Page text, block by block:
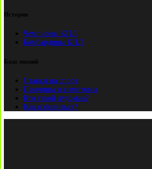
История
Чемпионы КПЛ
Бомбардиры КПЛ
База знаний
Ставки на спорт
Причины и симптомы
Кто такой лудоман?
Как избавиться?